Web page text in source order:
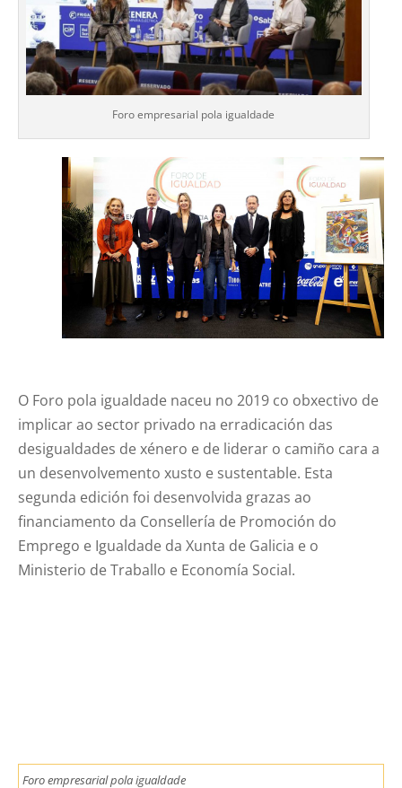
Foro empresarial pola igualdade
O Foro pola igualdade naceu no 2019 co obxectivo de
implicar ao sector privado na erradicación das
desigualdades de xénero e de liderar o camiño cara a
un desenvolvemento xusto e sustentable. Esta
segunda edición foi desenvolvida grazas ao
financiamento da Consellería de Promoción do
Emprego e Igualdade da Xunta de Galicia e o
Ministerio de Traballo e Economía Social.
Foro empresarial pola igualdade